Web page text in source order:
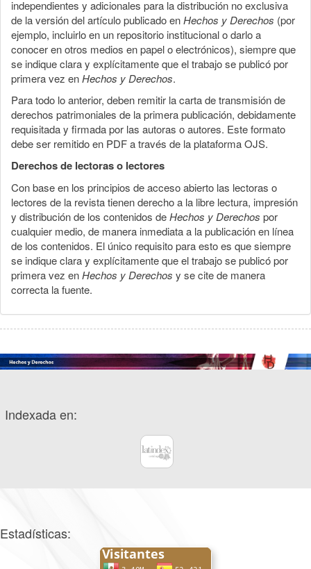
independientes y adicionales para la distribución no exclusiva
de la versión del artículo publicado enHechos y Derechos (por
ejemplo, incluirlo en un repositorio institucional o darlo a
conocer en otros medios en papel o electrónicos), siempre que
se indique clara y explícitamente que el trabajo se publicó por
primera vez enHechos y Derechos.
Para todo lo anterior, deben remitir la carta de transmisión de
derechos patrimoniales de la primera publicación, debidamente
requisitada y firmada por las autoras o autores. Este formato
debe ser remitido en PDF a través de la plataforma OJS.
Derechos de lectoras o lectores
Con base en los principios de acceso abierto las lectoras o
lectores de la revista tienen derecho a la libre lectura, impresión
y distribución de los contenidos deHechos y Derechos por
cualquier medio, de manera inmediata a la publicación en línea
de los contenidos. El único requisito para esto es que siempre
se indique clara y explícitamente que el trabajo se publicó por
primera vez enHechos y Derechos y se cite de manera
correcta la fuente.
Indexada en:
Estadísticas: